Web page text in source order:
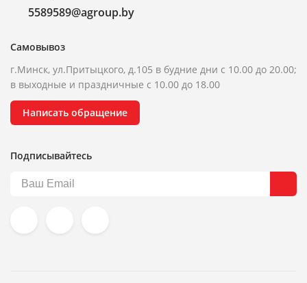
5589589@agroup.by
Самовывоз
г.Минск, ул.Притыцкого, д.105 в будние дни с 10.00 до 20.00;
в выходные и праздничные с 10.00 до 18.00
Написать обращение
Подписывайтесь